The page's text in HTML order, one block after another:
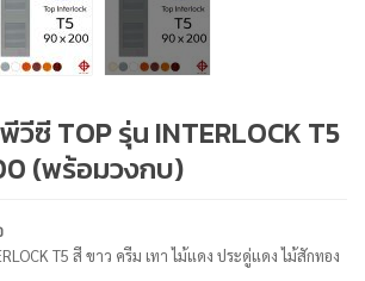
ซี TOP รุ่น INTERLOCK T5
(พร้อมวงกบ)
T5 สี ขาว ครีม เทา ไม้แดง ประดู่แดง ไม้สักทอง